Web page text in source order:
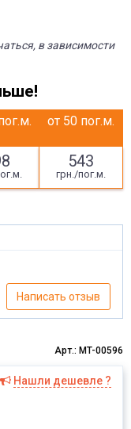
в зависимости
от 50 пог.м.
543
грн./пог.м.
Написать отзыв
Арт.: MT-00596
Нашли дешевле ?